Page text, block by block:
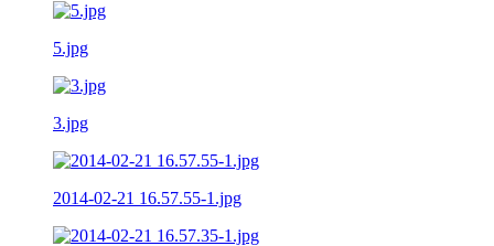
5.jpg
3.jpg
2014-02-21 16.57.55-1.jpg